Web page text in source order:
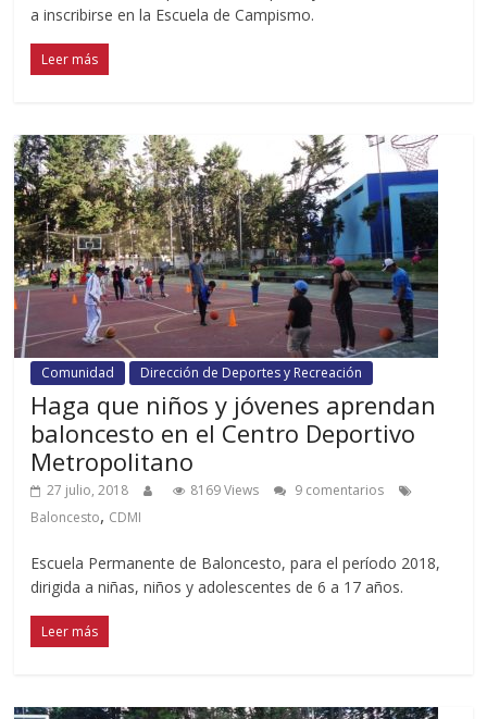
a inscribirse en la Escuela de Campismo.
Leer más
Comunidad Dirección de Deportes y Recreación
Haga que niños y jóvenes aprendan
baloncesto en el Centro Deportivo
Metropolitano
27 julio, 2018 8169 Views
9 comentarios
Baloncesto, CDMI
Escuela Permanente de Baloncesto, para el período 2018,
dirigida a niñas, niños y adolescentes de 6 a 17 años.
Leer más